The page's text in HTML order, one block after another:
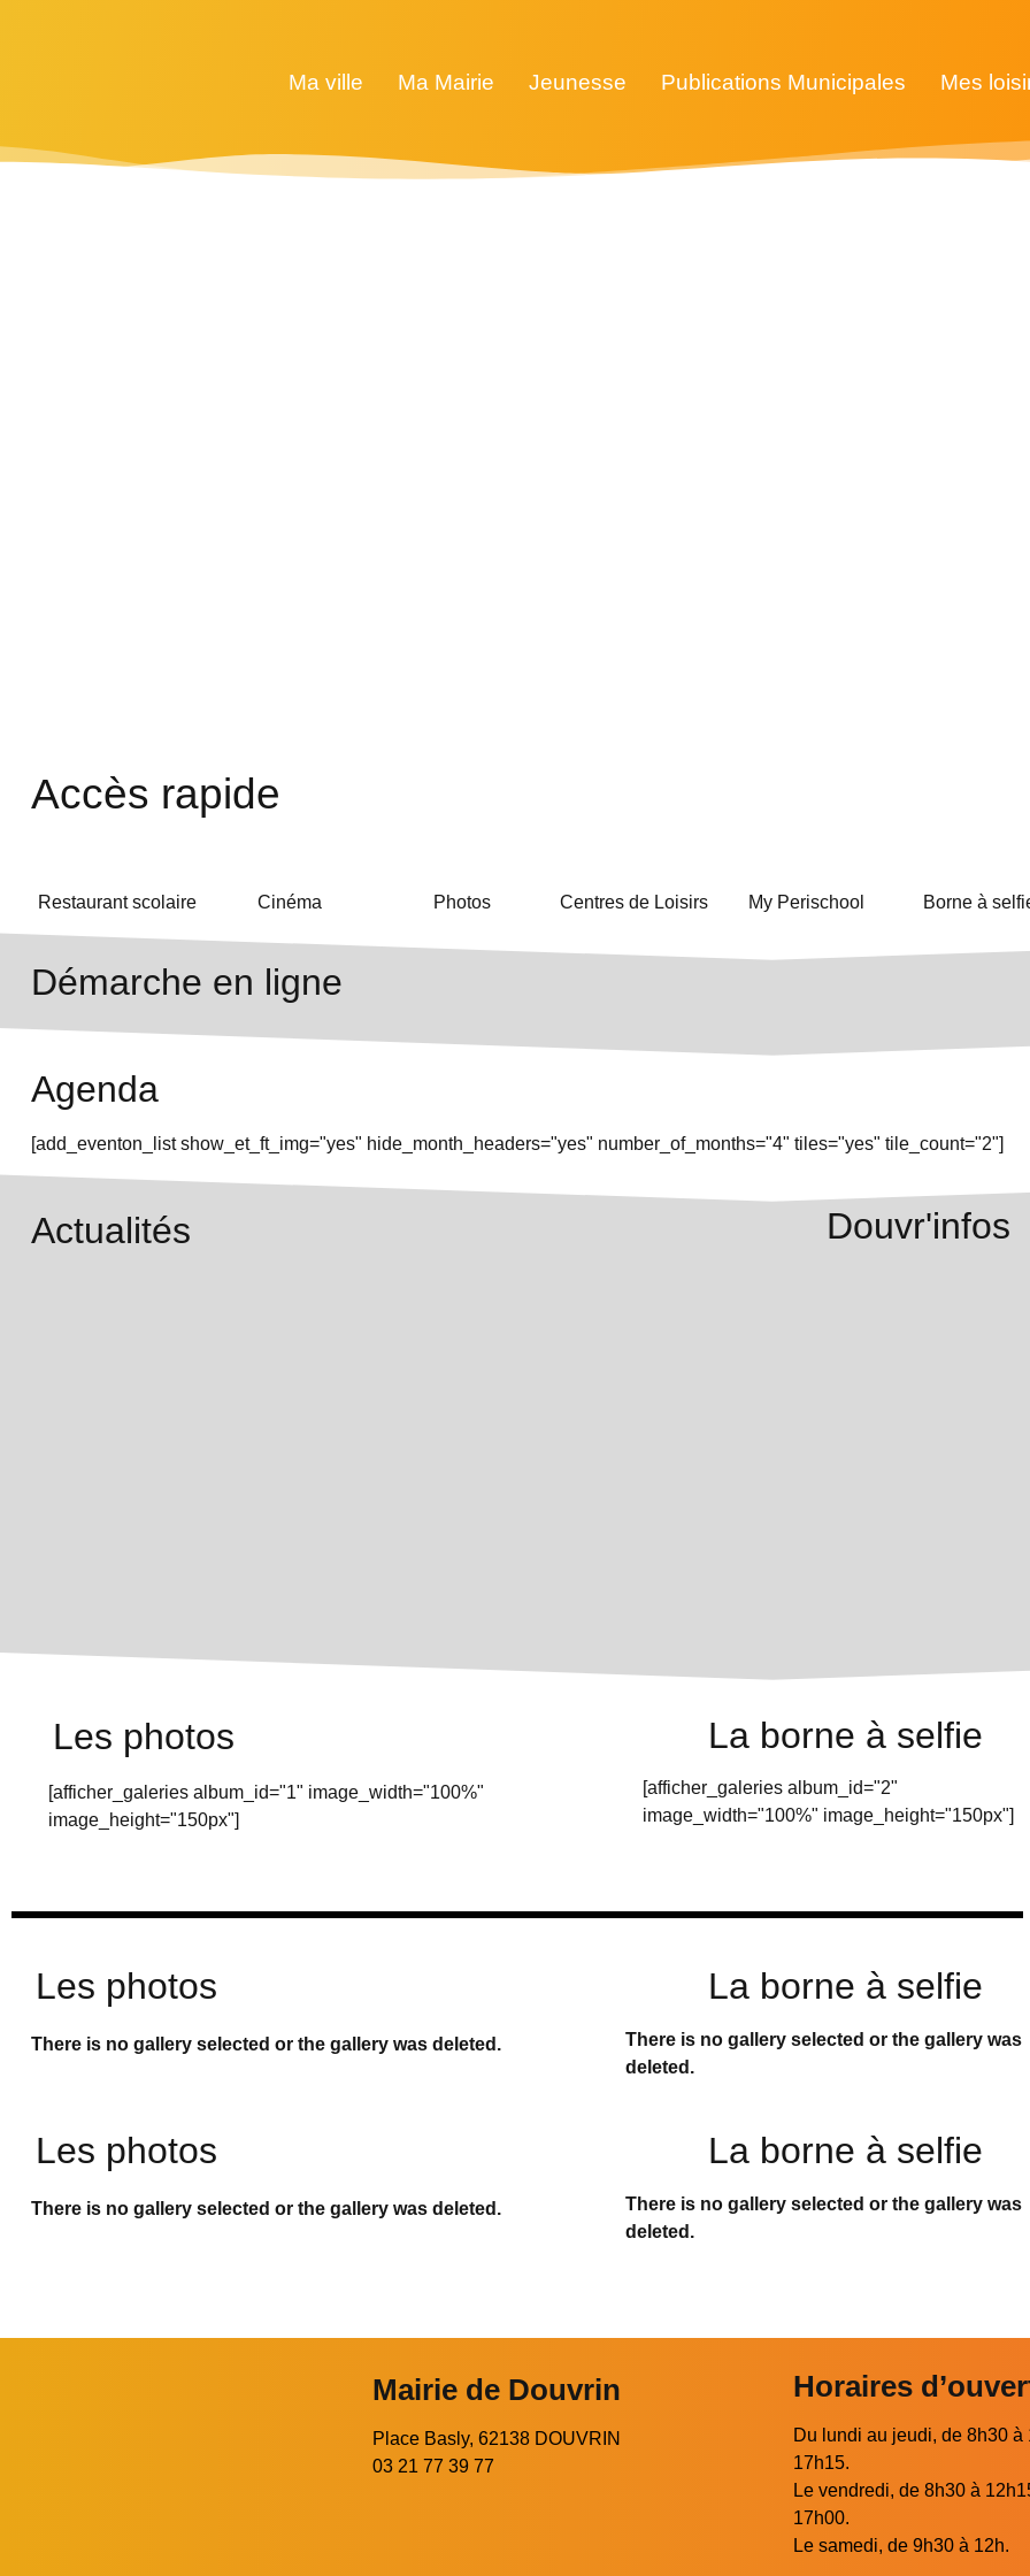
Ma ville Ma Mairie Jeunesse Publications Municipales Mes
Accès rapide
Restaurant scolaire Cinéma Photos Centres de Loisirs My Perischool Borne à
Démarche en ligne
Agenda
[add_eventon_list show_et_ft_img="yes" hide_month_headers="yes" number_of_months="4" tiles="yes" tile_count="2"]
Actualités Douvr'infos
Les photos
[afficher_galeries album_id="1" image_width="100%"
image_height="150px"]
La borne à selfie
[afficher_galeries album_id="2"
image_width="100%" image_height="150px"]
Les photos
There is no gallery selected or the gallery was deleted.
La borne à selfie
There is no gallery selected or the gallery was
deleted.
Les photos
There is no gallery selected or the gallery was deleted.
La borne à selfie
There is no gallery selected or the gallery was
deleted.
Mairie de Douvrin
Place Basly, 62138 DOUVRIN
03 21 77 39 77
Horaires
Du lundi au jeudi, de 8h30
17h15.
Le vendredi, de 8h30 à
17h00.
Le samedi, de 9h30 à 12h.